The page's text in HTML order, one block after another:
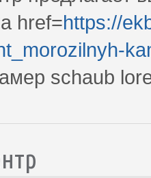
href=https://
schaub